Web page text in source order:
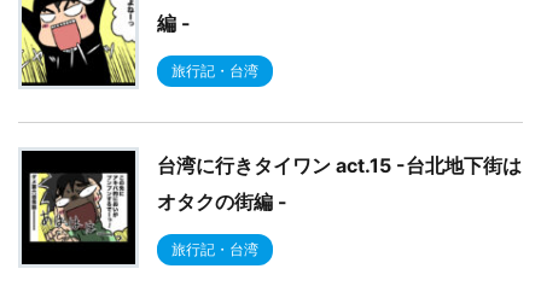
編 -
旅行記・台湾
台湾に行きタイワン act.15 -台北地下街は
オタクの街編 -
旅行記・台湾